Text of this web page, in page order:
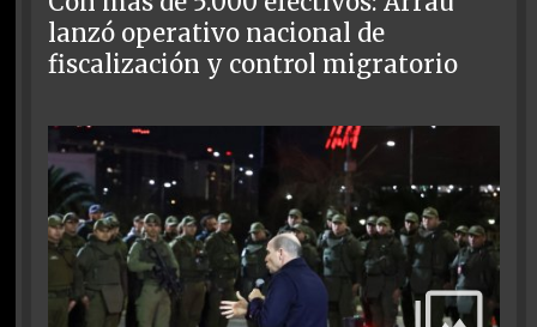
lanzó operativo nacional de
fiscalización y control migratorio